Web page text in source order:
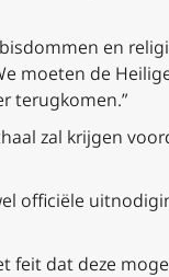
en
moeten de
terugkomen.”
zal krijgen
officiële
feit dat deze